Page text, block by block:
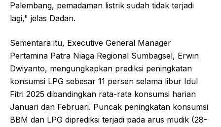
Palembang, pemadaman listrik sudah tidak terjadi
lagi," jelas Dadan.
Sementara itu, Executive General Manager
Pertamina Patra Niaga Regional Sumbagsel, Erwin
Dwiyanto, mengungkapkan prediksi peningkatan
konsumsi LPG sebesar 11 persen selama libur Idul
Fitri 2025 dibandingkan rata-rata konsumsi harian
Januari dan Februari. Puncak peningkatan konsumsi
BBM dan LPG diprediksi terjadi pada arus mudik (28-